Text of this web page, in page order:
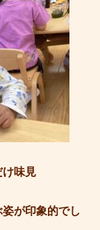
け味見
が印象的でし